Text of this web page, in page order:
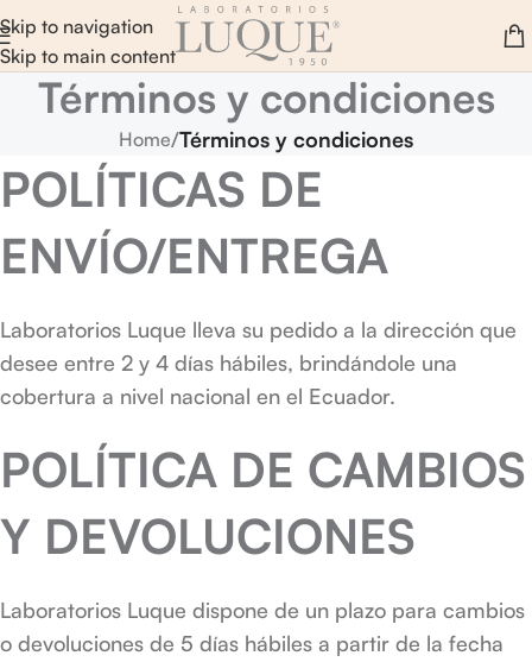
Skip to navigation
Skip to main content
Términos y condiciones
Home/Términos y condiciones
POLÍTICAS DE
ENVÍO/ENTREGA
Laboratorios Luque lleva su pedido a la dirección que
desee entre 2 y 4 días hábiles, brindándole una
cobertura a nivel nacional en el Ecuador.
POLÍTICA DE CAMBIOS
Y DEVOLUCIONES
Laboratorios Luque dispone de un plazo para cambios
o devoluciones de 5 días hábiles a partir de la fecha